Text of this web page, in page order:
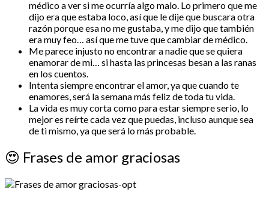
médico a ver si me ocurría algo malo. Lo primero que me
dijo era que estaba loco, así que le dije que buscara otra
razón porque esa no me gustaba, y me dijo que también
era muy feo… así que me tuve que cambiar de médico.
Me parece injusto no encontrar a nadie que se quiera
enamorar de mi… si hasta las princesas besan a las ranas
en los cuentos.
Intenta siempre encontrar el amor, ya que cuando te
enamores, será la semana más feliz de toda tu vida.
La vida es muy corta como para estar siempre serio, lo
mejor es reírte cada vez que puedas, incluso aunque sea
de ti mismo, ya que será lo más probable.
😍 Frases de amor graciosas